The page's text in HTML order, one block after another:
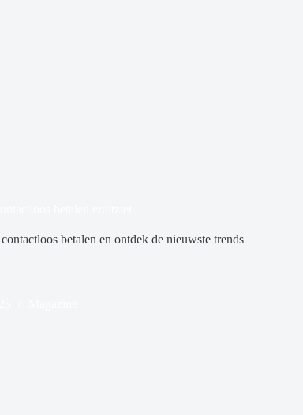
betalen en ontdek de nieuwste trends